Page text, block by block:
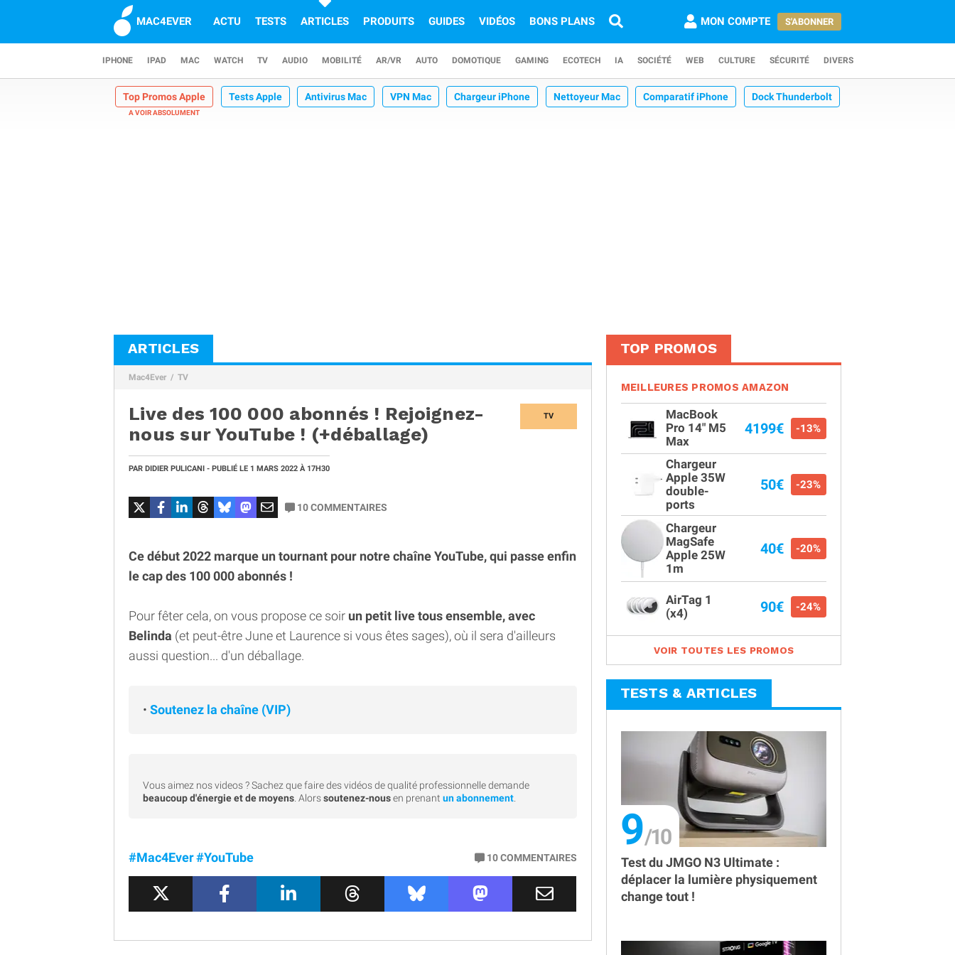
MAC4EVER ACTU TESTS ARTICLES PRODUITS GUIDES VIDÉOS BONS PLANS MON COMPTE S'ABONNER
IPHONE IPAD MAC WATCH TV AUDIO MOBILITÉ AR/VR AUTO DOMOTIQUE GAMING ECOTECH IA SOCIÉTÉ WEB CULTURE SÉCURITÉ DIVERS
Top Promos Apple Tests Apple Antivirus Mac VPN Mac Chargeur iPhone Nettoyeur Mac Comparatif iPhone Dock Thunderbolt
ARTICLES
Mac4Ever TV
TV
Live des 100 000 abonnés ! Rejoignez-
nous sur YouTube ! (+déballage)
PAR DIDIER PULICANI - PUBLIÉ LE 1 MARS 2022 À 17H30
10COMMENTAIRES
Ce début 2022 marque un tournant pour notre chaîne YouTube, qui passe enfin
le cap des 100 000 abonnés !
Pour fêter cela, on vous propose ce soir un petit live tous ensemble, avec
Belinda (et peut-être June et Laurence si vous êtes sages), où il sera d'ailleurs
aussi question... d'un déballage.
• Soutenez la chaîne (VIP)
Vous aimez nos videos ? Sachez que faire des vidéos de qualité professionnelle demande
beaucoup d'énergie et de moyens . Alorssoutenez-nousen prenant un abonnement
#Mac4Ever#YouTube 10COMMENTAIRES
TOP PROMOS
MEILLEURES PROMOS AMAZON
MacBook
Pro 14" M5
Max
4199€ -13%
Chargeur
Apple 35W
double-
ports
50€ -23%
Chargeur
MagSafe
Apple 25W
1m
40€ -20%
AirTag 1
(x4)
90€ -24%
VOIR TOUTES LES PROMOS
TESTS & ARTICLES
9
Test du JMGO N3 Ultimate :
déplacer la lumière physiquement
change tout !